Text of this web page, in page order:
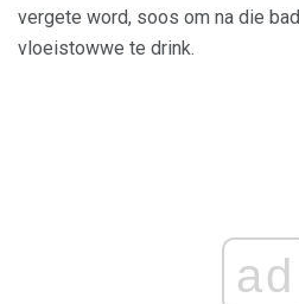
vergete word, soos om na die
vloeistowwe te drink.
ad